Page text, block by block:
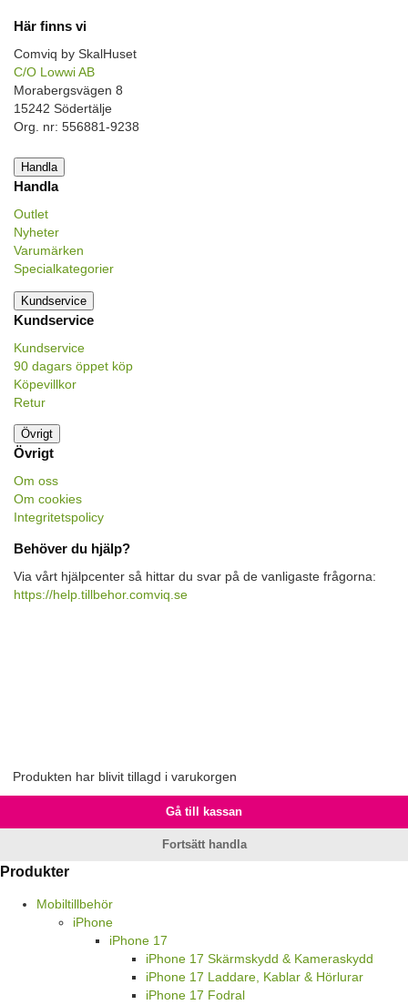
Här finns vi
Comviq by SkalHuset
C/O Lowwi AB
Morabergsvägen 8
15242 Södertälje
Org. nr: 556881-9238
Handla
Handla
Outlet
Nyheter
Varumärken
Specialkategorier
Kundservice
Kundservice
Kundservice
90 dagars öppet köp
Köpevillkor
Retur
Övrigt
Övrigt
Om oss
Om cookies
Integritetspolicy
Behöver du hjälp?
Via vårt hjälpcenter så hittar du svar på de vanligaste frågorna:
https://help.tillbehor.comviq.se
Produkten har blivit tillagd i varukorgen
Gå till kassan
Fortsätt handla
Produkter
Mobiltillbehör
iPhone
iPhone 17
iPhone 17 Skärmskydd & Kameraskydd
iPhone 17 Laddare, Kablar & Hörlurar
iPhone 17 Fodral